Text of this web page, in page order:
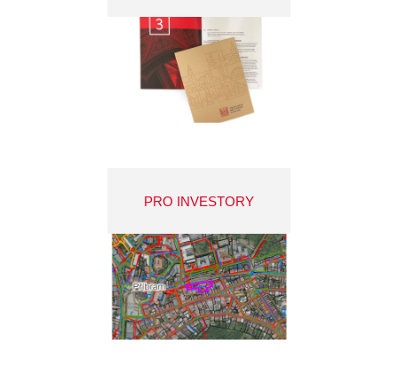
PRO INVESTORY